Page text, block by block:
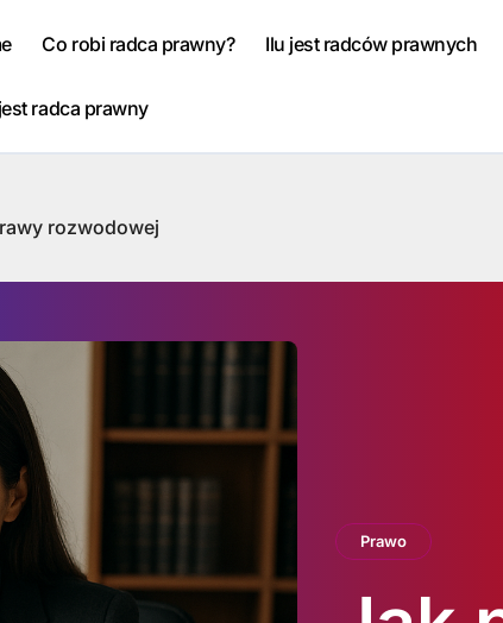
Co robi radca prawny? Ilu jest radców prawnych
radca prawny
rozwodowej
Prawo